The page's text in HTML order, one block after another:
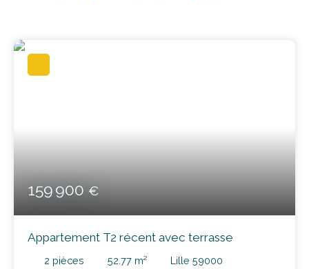
159 900€
Appartement T2 récent avec terrasse
2 pièces 52.77 m² Lille 59000